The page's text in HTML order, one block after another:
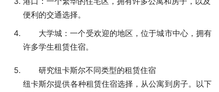
便利的交通选择。
大学城：一个受欢迎的地区，位于城市中心，拥有
许多学生租赁住宿。
研究纽卡斯尔不同类型的租赁住宿
纽卡斯尔提供各种租赁住宿选择，从公寓到房子。以下